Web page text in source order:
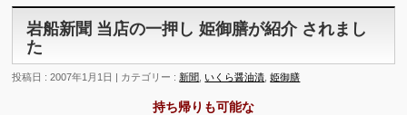
岩船新聞 当店の一押し 姫御膳が紹介 されまし
た
投稿日 : 2007年1月1日 | カテゴリー : 新聞 いくら醤油漬 ,姫御膳
持ち帰りも可能な